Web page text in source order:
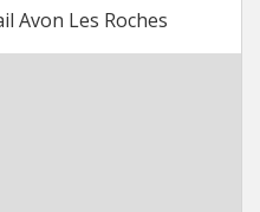
Avon Les Roches